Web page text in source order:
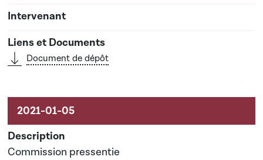
Document de dépôt
Commission pressentie